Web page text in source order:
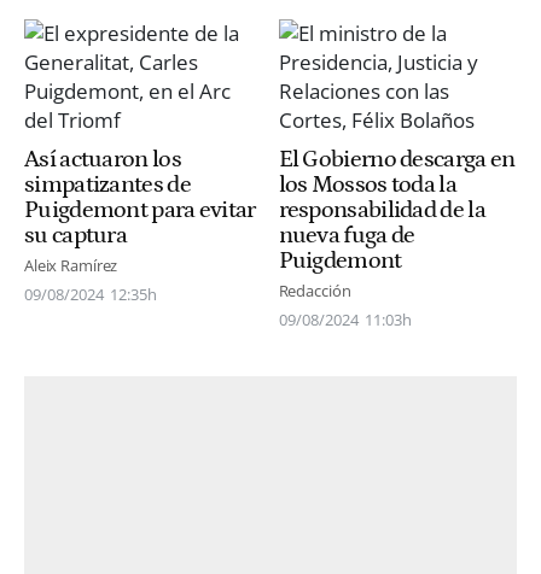
Así actuaron los
simpatizantes de
Puigdemont para evitar
su captura
Aleix Ramírez
09/08/2024 12:35h
El Gobierno descarga en
los Mossos toda la
responsabilidad de la
nueva fuga de
Puigdemont
Redacción
09/08/2024 11:03h